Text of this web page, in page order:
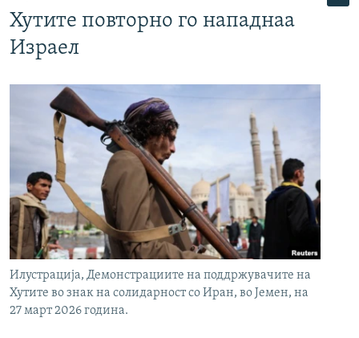
Хутите повторно го нападнаа
Израел
Илустрација, Демонстрациите на поддржувачите на
Хутите во знак на солидарност со Иран, во Јемен, на
27 март 2026 година.